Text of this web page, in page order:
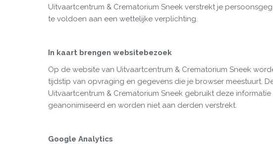
Uitvaartcentrum & Crematorium Sneek verstrekt je
te voldoen aan een wettelijke verplichting.
In kaart brengen websitebezoek
Op de website van Uitvaartcentrum & Crematorium Sneek
tijdstip van opvraging en gegevens die je browser meestuurt.
Uitvaartcentrum & Crematorium Sneek gebruikt deze
geanonimiseerd en worden niet aan derden verstrekt.
Google Analytics